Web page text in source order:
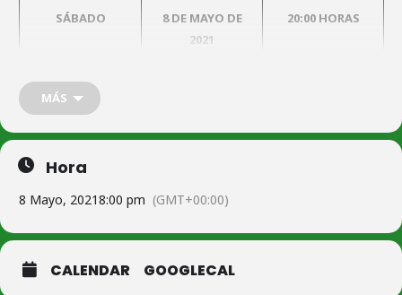
SÁBADO
8 DE MAYO DE
2021
20:00 HORAS
Espectáculo infantil y familiar
Entrada Infantil: 2 €
Entrada Adulto: 3 €
El nuevo y mágico show de Francis Zafrilla
Disfrutaréis de un espectáculo lleno de ritmo, locuras
música en directo, el teatro de sombras y muchísimas sorpresas
MÁS
Hora
8 Mayo, 20218:00 pm (GMT+00:00)
CALENDAR GOOGLECAL